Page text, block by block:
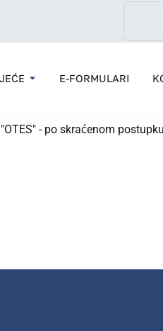
E-FORMULARI
"OTES" - po skraćenom